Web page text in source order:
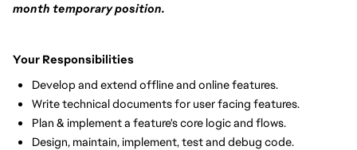
month temporary position.
Your Responsibilities
Develop and extend offline and online features.
Write technical documents for user facing features.
Plan & implement a feature's core logic and flows.
Design, maintain, implement, test and debug code.